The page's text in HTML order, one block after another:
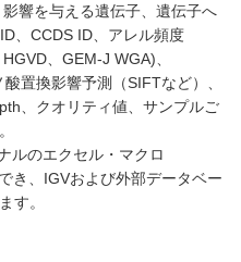
響を与える遺伝子、遺伝子へ
、CCDS ID、アレル頻度
、GEM-J WGA)、
置換影響予測（SIFTなど）、
、クオリティ値、サンプルご
ルのエクセル・マクロ
き、IGVおよび外部データベー
す。